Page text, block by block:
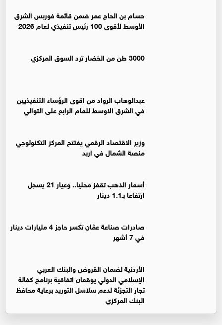
حسام بن الحاج عمر ضمن قائمة فوربس الشرق
الأوسط لأقوى 100 رئيس تنفيذي لعام 2026
3000 طن من الخضار ترد السوق المركزي
عبدالوهاب الرواد من اقوى الرؤساء التنفيذيين
في الشرق الاوسط للعام الرابع على التوالي
وزير الاقتصاد الرقمي يفتتح المركز التكنولوجي
منصة الشمال في اربد
أسعار الذهب تقفز محليا.. وعيار 21 يسجل
ارتفاعا بـ1.1 دينار
صادرات صناعة عمّان تكسر حاجز 4 مليارات دينار
في 7 أشهر
الأردنية لضمان القروض والبنك العربي
الإسلامي الدولي يوقعان اتفاقية برنامج كفالة
تجار التجزئة لدعم سلاسل التوريد برعاية محافظ
البنك المركزي